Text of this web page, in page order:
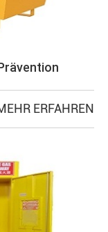
ERFAHREN